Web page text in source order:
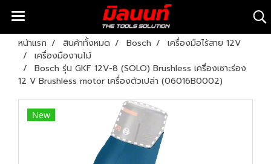
หน้าแรก สินค้าทั้งหมด Bosch
เครื่องมือไร้สาย 12V
เครื่องมืองานไม้
Bosch รุ่น GKF 12V-8 (SOLO) Brushless เครื่องเซาะร่อง
12 V Brushless motor เครื่องตัวเปล่า (06016B0002)
New